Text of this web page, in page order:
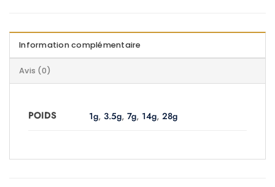
Information complémentaire
Avis (0)
POIDS 1g,3.5g,7g, 14g,28g